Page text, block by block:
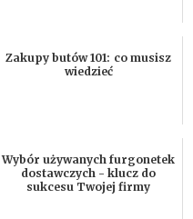
Zakupy butów 101: co musisz
wiedzieć
Wybór używanych furgonetek
dostawczych - klucz do
sukcesu Twojej firmy